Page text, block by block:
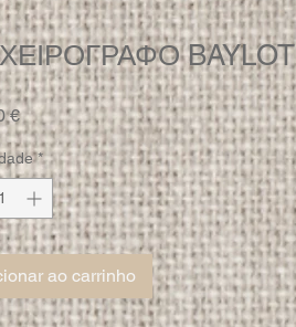
BAYLOT
€Preço
*
ao carrinho